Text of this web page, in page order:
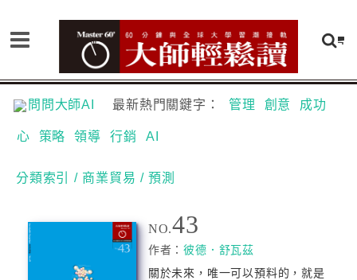
問問大師AI 最新熱門關鍵字： 管理 創意 成功
心 策略 領導 行銷 AI
分類索引 / 商業貿易 / 預測
NO.43
作者：彼德．舒瓦茲
關於未來，唯一可以預料的，就是